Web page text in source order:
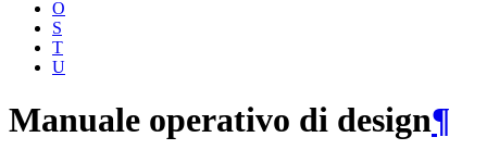
O
S
T
U
Manuale operativo di design¶